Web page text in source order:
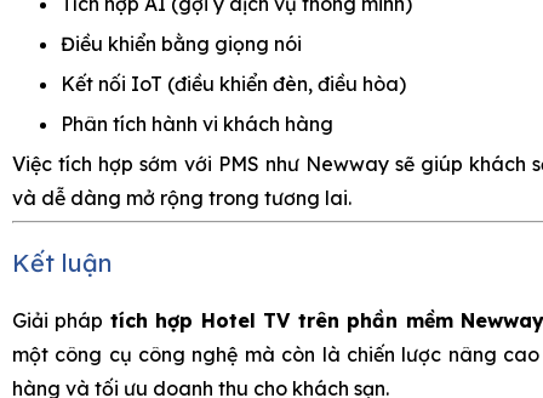
Điều khiển bằng giọng nói
Kết nối IoT (điều khiển đèn, điều hòa)
Phân tích hành vi khách hàng
Việc tích hợp sớm với PMS như Newway sẽ giúp khách
và dễ dàng mở rộng trong tương lai.
Kết luận
Giải pháp tích hợp Hotel TV trên phần mềm Newway
một công cụ công nghệ mà còn là chiến lược nâng
hàng và tối ưu doanh thu cho khách sạn.